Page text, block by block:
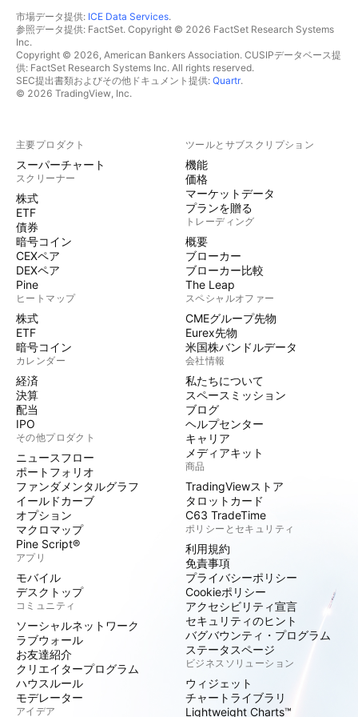
市場データ提供: ICE Data Services.
参照データ提供: FactSet. Copyright © 2026 FactSet Research Systems
Inc.
Copyright © 2026, American Bankers Association. CUSIPデータベース提
供: FactSet Research Systems Inc. All rights reserved.
SEC提出書類およびその他ドキュメント提供: Quartr.
© 2026 TradingView, Inc.
主要プロダクト
スーパーチャート
スクリーナー
株式
ETF
債券
暗号コイン
CEXペア
DEXペア
Pine
ヒートマップ
株式
ETF
暗号コイン
カレンダー
経済
決算
配当
IPO
その他プロダクト
ニュースフロー
ポートフォリオ
ファンダメンタルグラフ
イールドカーブ
オプション
マクロマップ
Pine Script®
アプリ
モバイル
デスクトップ
コミュニティ
ソーシャルネットワーク
ラブウォール
お友達紹介
クリエイタープログラム
ハウスルール
モデレーター
アイデア
ツールとサブスクリプション
機能
価格
マーケットデータ
プランを贈る
トレーディング
概要
ブローカー
ブローカー比較
The Leap
スペシャルオファー
CMEグループ先物
Eurex先物
米国株バンドルデータ
会社情報
私たちについて
スペースミッション
ブログ
ヘルプセンター
キャリア
メディアキット
商品
TradingViewストア
タロットカード
C63 TradeTime
ポリシーとセキュリティ
利用規約
免責事項
プライバシーポリシー
Cookieポリシー
アクセシビリティ宣言
セキュリティのヒント
バグバウンティ・プログラム
ステータスページ
ビジネスソリューション
ウィジェット
チャートライブラリ
Lightweight Charts™